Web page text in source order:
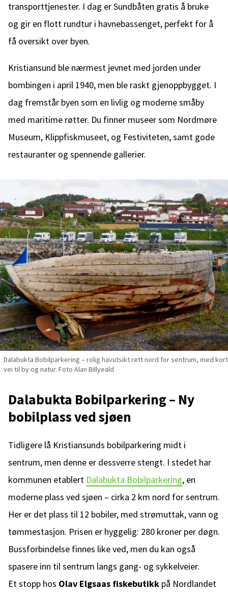
transporttjenester. I dag er Sundbåten gratis å bruke
og gir en flott rundtur i havnebassenget, perfekt for å
få oversikt over byen.
Kristiansund ble nærmest jevnet med jorden under
bombingen i april 1940, men ble raskt gjenoppbygget. I
dag fremstår byen som en livlig og moderne småby
med maritime røtter. Du finner museer som Nordmøre
Museum, Klippfiskmuseet, og Festiviteten, samt gode
restauranter og spennende gallerier.
Dalabukta Bobilparkering – rolig havutsikt rett nord for sentrum, med kort
vei til by og natur. Foto Alan Billyeald
Dalabukta Bobilparkering – Ny
bobilplass ved sjøen
Tidligere lå Kristiansunds bobilparkering midt i
sentrum, men denne er dessverre stengt. I stedet har
kommunen etablert Dalabukta Bobilparkering, en
moderne plass ved sjøen – cirka 2 km nord for sentrum.
Her er det plass til 12 bobiler, med strømuttak, vann og
tømmestasjon. Prisen er hyggelig: 280 kroner per døgn.
Bussforbindelse finnes like ved, men du kan også
spasere inn til sentrum langs gang- og sykkelveier.
Et stopp hos Olav Elgsaas fiskebutikk på Nordlandet